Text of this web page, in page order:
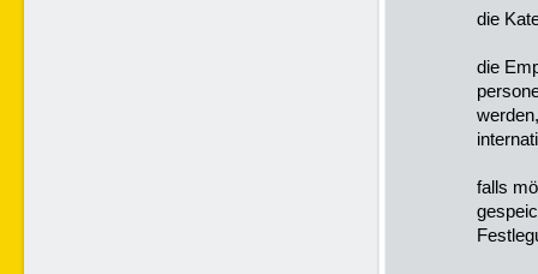
die
die
falls